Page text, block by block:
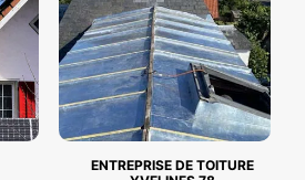
ENTREPRISE DE TOITURE